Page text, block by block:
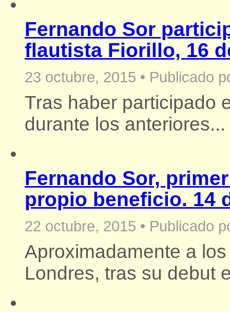
Fernando Sor
flautista Fiorillo, 16
23 octubre, 2015 • Publicado
Tras haber participado
durante los anteriores...
Fernando Sor,
propio beneficio. 14
22 octubre, 2015 • Publicado
Aproximadamente a
Londres, tras su debut